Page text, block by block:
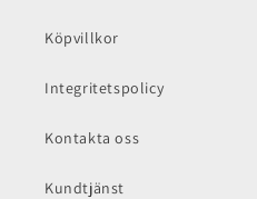
Köpvillkor
Integritetspolicy
Kontakta oss
Kundtjänst